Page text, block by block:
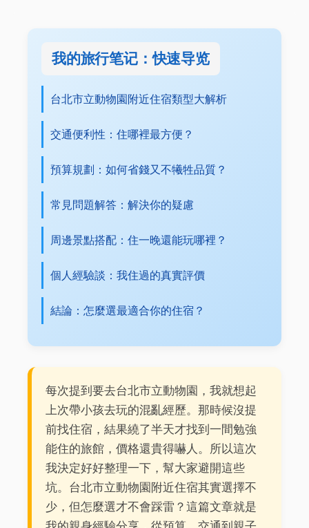
我的旅行笔记：快速导览
台北市立動物園附近住宿類型大解析
交通便利性：住哪裡最方便？
預算規劃：如何省錢又不犧牲品質？
常見問題解答：解決你的疑慮
周邊景點搭配：住一晚還能玩哪裡？
個人經驗談：我住過的真實評價
結論：怎麼選最適合你的住宿？
每次提到要去台北市立動物園，我就想起
上次帶小孩去玩的混亂經歷。那時候沒提
前找住宿，結果繞了半天才找到一間勉強
能住的旅館，價格還貴得嚇人。所以這次
我決定好好整理一下，幫大家避開這些
坑。台北市立動物園附近住宿其實選擇不
少，但怎麼選才不會踩雷？這篇文章就是